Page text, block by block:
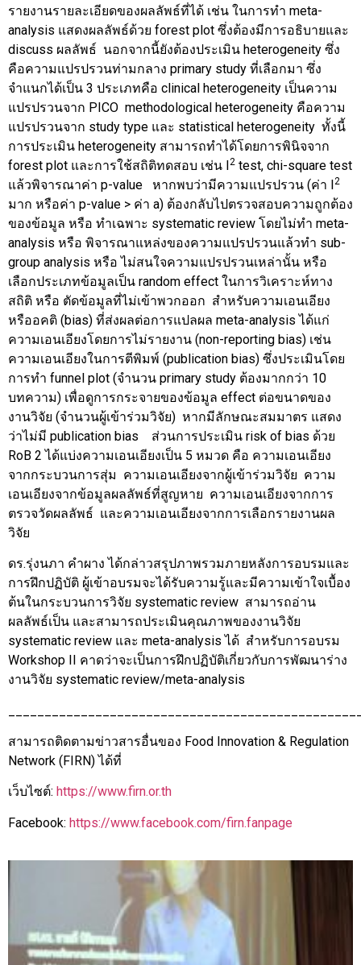
รายงานรายละเอียดของผลลัพธ์ที่ได้ เช่น ในการทำ meta-
analysis แสดงผลลัพธ์ด้วย forest plot ซึ่งต้องมีการอธิบายและ
discuss ผลลัพธ์ นอกจากนี้ยังต้องประเมิน heterogeneity ซึ่ง
คือความแปรปรวนท่ามกลาง primary study ที่เลือกมา ซึ่ง
จำแนกได้เป็น 3 ประเภทคือ clinical heterogeneity เป็นความ
แปรปรวนจาก PICO methodological heterogeneity คือความ
แปรปรวนจาก study type และ statistical heterogeneity ทั้งนี้
การประเมิน heterogeneity สามารถทำได้โดยการพินิจจาก
forest plot และการใช้สถิติทดสอบ เช่น I2 test, chi-square test
แล้วพิจารณาค่า p-value หากพบว่ามีความแปรปรวน (ค่า I2
มาก หรือค่า p-value > ค่า a) ต้องกลับไปตรวจสอบความถูกต้อง
ของข้อมูล หรือ ทำเฉพาะ systematic review โดยไม่ทำ meta-
analysis หรือ พิจารณาแหล่งของความแปรปรวนแล้วทำ sub-
group analysis หรือ ไม่สนใจความแปรปรวนเหล่านั้น หรือ
เลือกประเภทข้อมูลเป็น random effect ในการวิเคราะห์ทาง
สถิติ หรือ ตัดข้อมูลที่ไม่เข้าพวกออก สำหรับความเอนเอียง
หรืออคติ (bias) ที่ส่งผลต่อการแปลผล meta-analysis ได้แก่
ความเอนเอียงโดยการไม่รายงาน (non-reporting bias) เช่น
ความเอนเอียงในการตีพิมพ์ (publication bias) ซึ่งประเมินโดย
การทำ funnel plot (จำนวน primary study ต้องมากกว่า 10
บทความ) เพื่อดูการกระจายของข้อมูล effect ต่อขนาดของ
งานวิจัย (จำนวนผู้เข้าร่วมวิจัย) หากมีลักษณะสมมาตร แสดง
ว่าไม่มี publication bias ส่วนการประเมิน risk of bias ด้วย
RoB 2 ได้แบ่งความเอนเอียงเป็น 5 หมวด คือ ความเอนเอียง
จากกระบวนการสุ่ม ความเอนเอียงจากผู้เข้าร่วมวิจัย ความ
เอนเอียงจากข้อมูลผลลัพธ์ที่สูญหาย ความเอนเอียงจากการ
ตรวจวัดผลลัพธ์ และความเอนเอียงจากการเลือกรายงานผล
วิจัย
ดร.รุ่งนภา คำผาง ได้กล่าวสรุปภาพรวมภายหลังการอบรมและ
การฝึกปฏิบัติ ผู้เข้าอบรมจะได้รับความรู้และมีความเข้าใจเบื้อง
ต้นในกระบวนการวิจัย systematic review สามารถอ่าน
ผลลัพธ์เป็น และสามารถประเมินคุณภาพของงานวิจัย
systematic review และ meta-analysis ได้ สำหรับการอบรม
Workshop II คาดว่าจะเป็นการฝึกปฏิบัติเกี่ยวกับการพัฒนาร่าง
งานวิจัย systematic review/meta-analysis
สามารถติดตามข่าวสารอื่นของ Food Innovation & Regulation
Network (FIRN) ได้ที่
เว็บไซต์: https://www.firn.or.th
Facebook: https://www.facebook.com/firn.fanpage